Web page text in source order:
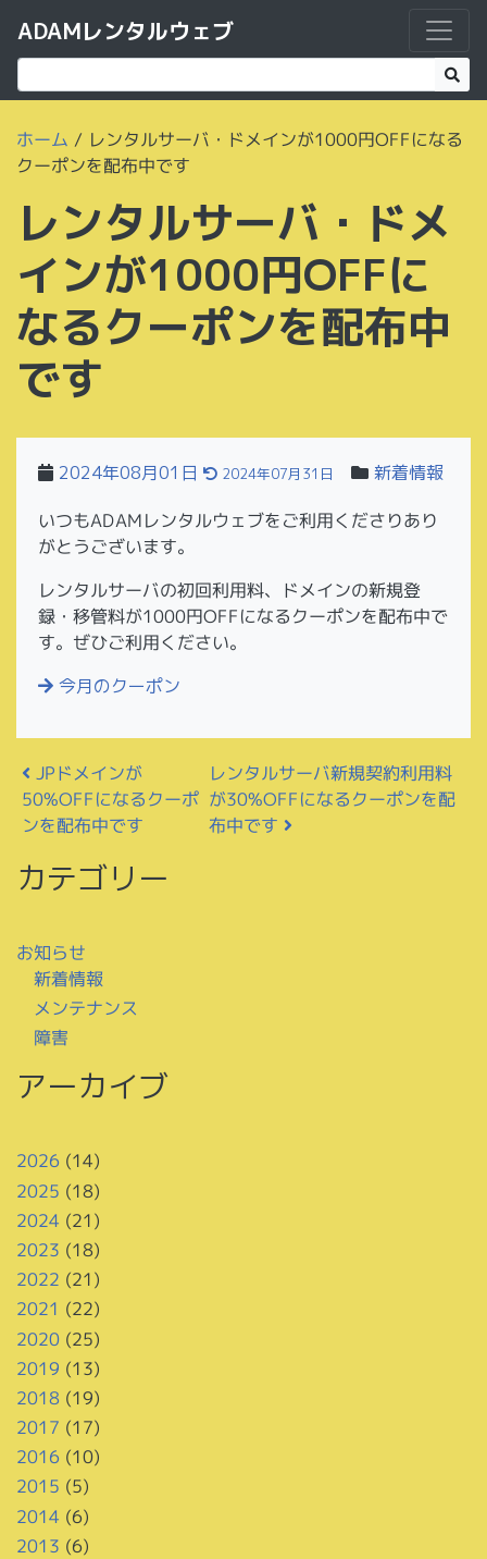
ADAMレンタルウェブ
ホーム / レンタルサーバ・ドメインが1000円OFFになる
クーポンを配布中です
レンタルサーバ・ドメ
インが1000円OFFに
なるクーポンを配布中
です
2024年08月01日 2024年07月31日 新着情報
いつもADAMレンタルウェブをご利用くださりあり
がとうございます。
レンタルサーバの初回利用料、ドメインの新規登
録・移管料が1000円OFFになるクーポンを配布中で
す。ぜひご利用ください。
今月のクーポン
投稿ナビゲーション
JPドメインが
50%OFFになるクーポ
ンを配布中です
レンタルサーバ新規契約利用料
が30%OFFになるクーポンを配
布中です
カテゴリー
お知らせ
新着情報
メンテナンス
障害
アーカイブ
2026 (14)
2025 (18)
2024 (21)
2023 (18)
2022 (21)
2021 (22)
2020(25)
2019 (13)
2018 (19)
2017 (17)
2016 (10)
2015 (5)
2014 (6)
2013 (6)